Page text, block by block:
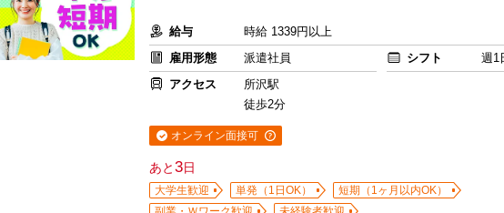
給与
時給 1339円以上
雇用形態
派遣社員 シフト
週1
アクセス
所沢駅
徒歩2分
オンライン面接可
あと3日
大学生歓迎 単発（1日OK）
短期（1ヶ月以内OK）